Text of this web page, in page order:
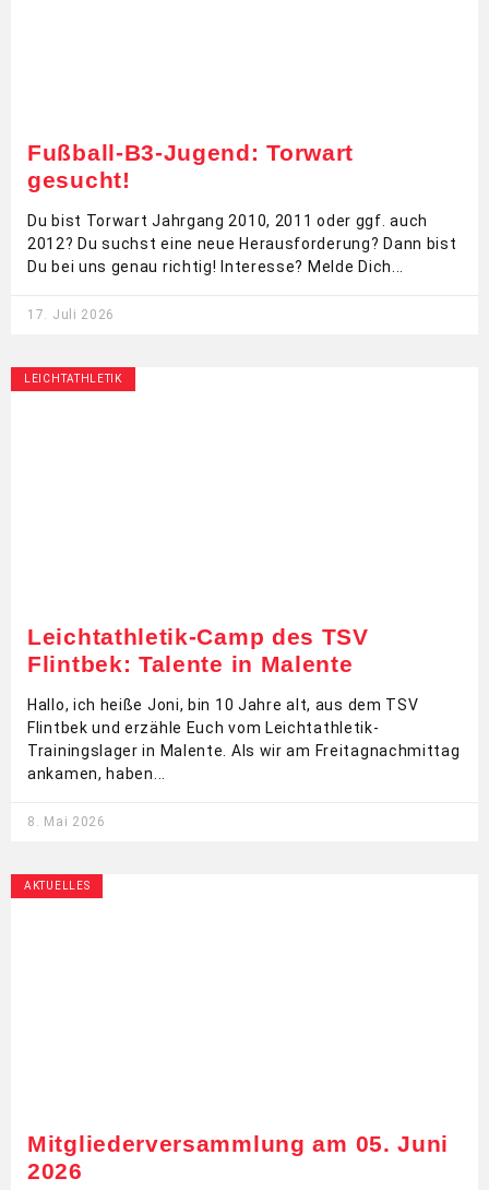
Fußball-B3-Jugend: Torwart
gesucht!
Du bist Torwart Jahrgang 2010, 2011 oder ggf. auch
2012? Du suchst eine neue Herausforderung? Dann bist
Du bei uns genau richtig! Interesse? Melde Dich
17. Juli 2026
LEICHTATHLETIK
Leichtathletik-Camp des TSV
Flintbek: Talente in Malente
Hallo, ich heiße Joni, bin 10 Jahre alt, aus dem TSV
Flintbek und erzähle Euch vom Leichtathletik-
Trainingslager in Malente. Als wir am Freitagnachmittag
ankamen, haben
8. Mai 2026
AKTUELLES
Mitgliederversammlung am 05. Juni
2026